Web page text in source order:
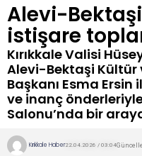
Alevi-
istişare
Kırıkkale Valisi
Alevi-Bektaşi Kültür
Başkanı Esma
ve inanç
Salonu’nda bir
Kırıkkale Haber22.04.2026 / 03:04